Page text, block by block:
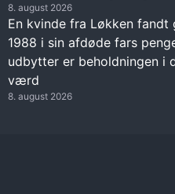
8. august 2026
En kvinde fra Løkken
1988 i sin afdøde fars
udbytter er beholdningen i
værd
8. august 2026